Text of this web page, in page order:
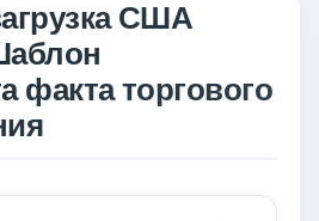
США
факта торгового